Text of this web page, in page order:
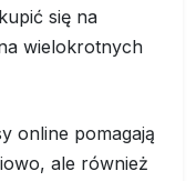
się na
wielokrotnych
online pomagają
ale również